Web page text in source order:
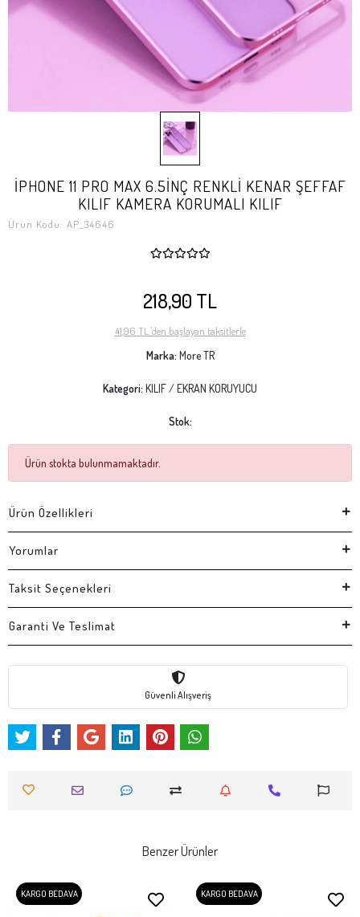
İPHONE 11 PRO MAX 6.5İNÇ RENKLİ KENAR ŞEFFAF
KILIF KAMERA KORUMALI KILIF
Ürün Kodu: AP_34646
218,90 TL
41,96 TL 'den başlayan taksitlerle
Marka: More TR
Kategori: KILIF / EKRAN KORUYUCU
Stok:
Ürün stokta bulunmamaktadır.
Ürün Özellikleri
Yorumlar
Taksit Seçenekleri
Garanti Ve Teslimat
Güvenli Alışveriş
Benzer Ürünler
KARGO BEDAVA KARGO BEDAVA